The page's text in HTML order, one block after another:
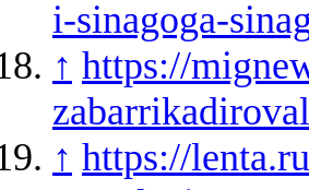
i-sinagoga-
↑ https://
↑ https://